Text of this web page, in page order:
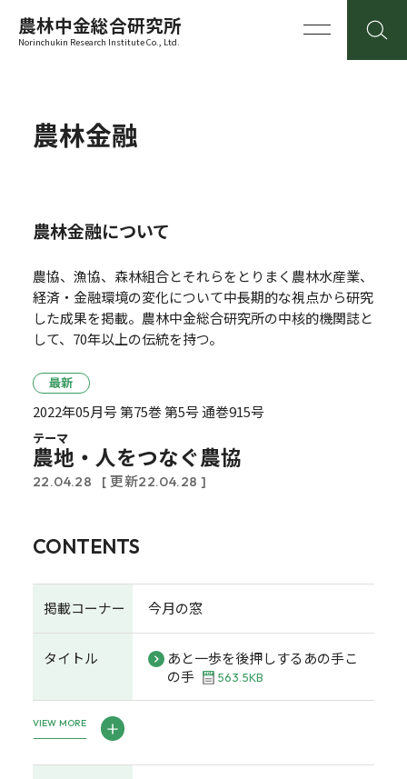
農林中金総合研究所
Norinchukin Research Institute Co., Ltd.
農林金融
農林金融について
農協、漁協、森林組合とそれらをとりまく農林水産業、
経済・金融環境の変化について中長期的な視点から研究
した成果を掲載。 農林中金総合研究所の中核的機関誌と
して、70年以上の伝統を持つ。
最新
2022年05月号 第75巻 第5号 通巻915号
テーマ
農地・人をつなぐ農協
22.04.28 [ 更新22.04.28 ]
CONTENTS
掲載コーナー 今月の窓
タイトル
あと一歩を後押しするあの手こ
の手
563.5KB
VIEW MORE